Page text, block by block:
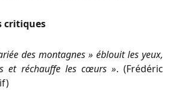
critiques
des montagnes » éblouit les yeux,
et réchauffe les cœurs ». (Frédéric